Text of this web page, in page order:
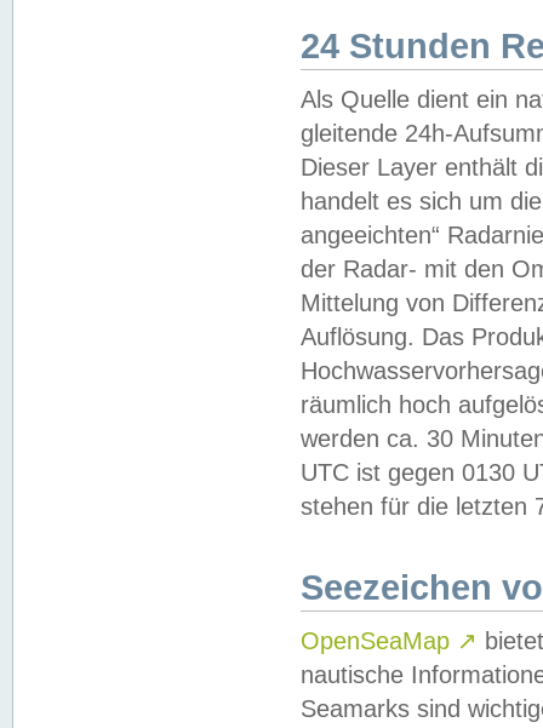
24 Stunden
Als Quelle dient ein
gleitende 24h-
Dieser Layer enthält
handelt es sich um
angeeichten“
der Radar- mit den
Mittelung von
Auflösung. Das
räumlich hoch
werden ca. 30
UTC ist gegen 0130
stehen für die letzten
Seezeichen
OpenSeaMap ↗
nautische
Seamarks sind